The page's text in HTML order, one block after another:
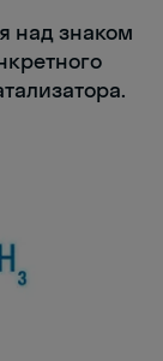
над знаком